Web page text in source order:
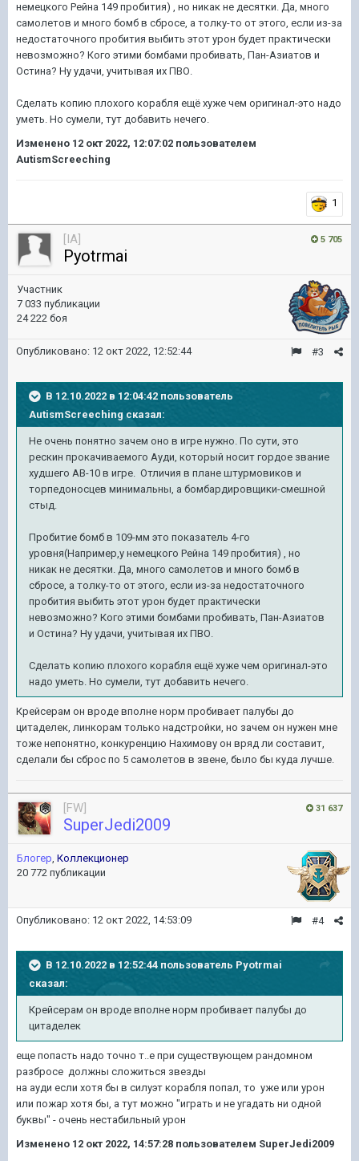
немецкого Рейна 149 пробития) , но никак не десятки. Да, много
самолетов и много бомб в сбросе, а толку-то от этого, если из-за
недостаточного пробития выбить этот урон будет практически
невозможно? Кого этими бомбами пробивать, Пан-Азиатов и
Остина? Ну удачи, учитывая их ПВО.
Сделать копию плохого корабля ещё хуже чем оригинал-это надо
уметь. Но сумели, тут добавить нечего.
Изменено 12 окт 2022, 12:07:02 пользователем
AutismScreeching
1
5 705
[IA]
Pyotrmai
Участник
7 033 публикации
24 222 боя
#3
Опубликовано: 12 окт 2022, 12:52:44
В 12.10.2022 в 12:04:42 пользователь
AutismScreeching сказал:
Не очень понятно зачем оно в игре нужно. По сути, это
рескин прокачиваемого Ауди, который носит гордое звание
худшего АВ-10 в игре. Отличия в плане штурмовиков и
торпедоносцев минимальны, а бомбардировщики-смешной
стыд.
Пробитие бомб в 109-мм это показатель 4-го
уровня(Например,у немецкого Рейна 149 пробития) , но
никак не десятки. Да, много самолетов и много бомб в
сбросе, а толку-то от этого, если из-за недостаточного
пробития выбить этот урон будет практически
невозможно? Кого этими бомбами пробивать, Пан-Азиатов
и Остина? Ну удачи, учитывая их ПВО.
Сделать копию плохого корабля ещё хуже чем оригинал-это
надо уметь. Но сумели, тут добавить нечего.
Крейсерам он вроде вполне норм пробивает палубы до
цитаделек, линкорам только надстройки, но зачем он нужен мне
тоже непонятно, конкуренцию Нахимову он вряд ли составит,
сделали бы сброс по 5 самолетов в звене, было бы куда лучше.
31 637
[FW]
SuperJedi2009
Блогер, Коллекционер
20 772 публикации
#4
Опубликовано: 12 окт 2022, 14:53:09
В 12.10.2022 в 12:52:44 пользователь Pyotrmai
сказал:
Крейсерам он вроде вполне норм пробивает палубы до
цитаделек
еще попасть надо точно т..е при существующем рандомном
разбросе должны сложиться звезды
на ауди если хотя бы в силуэт корабля попал, то уже или урон
или пожар хотя бы, а тут можно "играть и не угадать ни одной
буквы" - очень нестабильный урон
Изменено 12 окт 2022, 14:57:28 пользователем SuperJedi2009